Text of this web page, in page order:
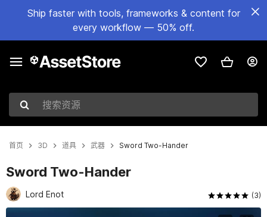
Ship faster with tools, frameworks & content for
every workflow — 50% off.
搜索资源
首页 3D 道具 武器 Sword Two-Hander
Sword Two-Hander
Lord Enot (3)